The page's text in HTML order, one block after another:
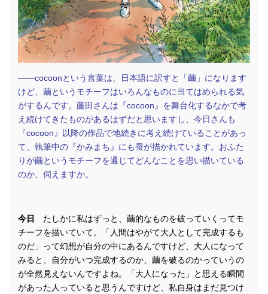
――cocoonという言葉は、日本語に訳すと「繭」になります
けど、繭というモチーフはいろんなものに当てはめられる気
がするんです。藤田さんは『cocoon』を舞台化するなかで考
え続けてきたものがあるはずだと思いますし、今日さんも
『cocoon』以降の作品で地続きに考え続けていることがあっ
て、執筆中の『かみまち』にも蚕が描かれています。おふた
りが繭というモチーフを通じてどんなことを思い描いている
のか、伺えますか。
今日
たしかに私はずっと、繭的なものを破っていくってモ
チーフを描いていて。「人間はやがて大人として完成するも
のだ」って幻想が自分の中にあるんですけど、大人になって
みると、自分がいつ完成するのか、繭を破るのかっていうの
が全然見えないんですよね。「大人になった」と思える瞬間
があった人っていると思うんですけど、私自身はまだ見つけ